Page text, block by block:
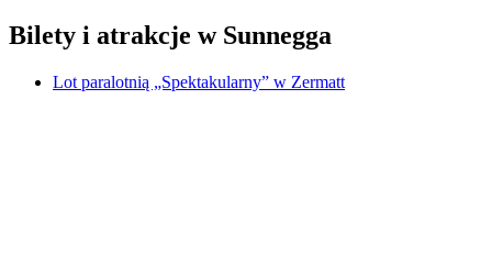
Bilety i atrakcje w Sunnegga
Lot paralotnią „Spektakularny” w Zermatt